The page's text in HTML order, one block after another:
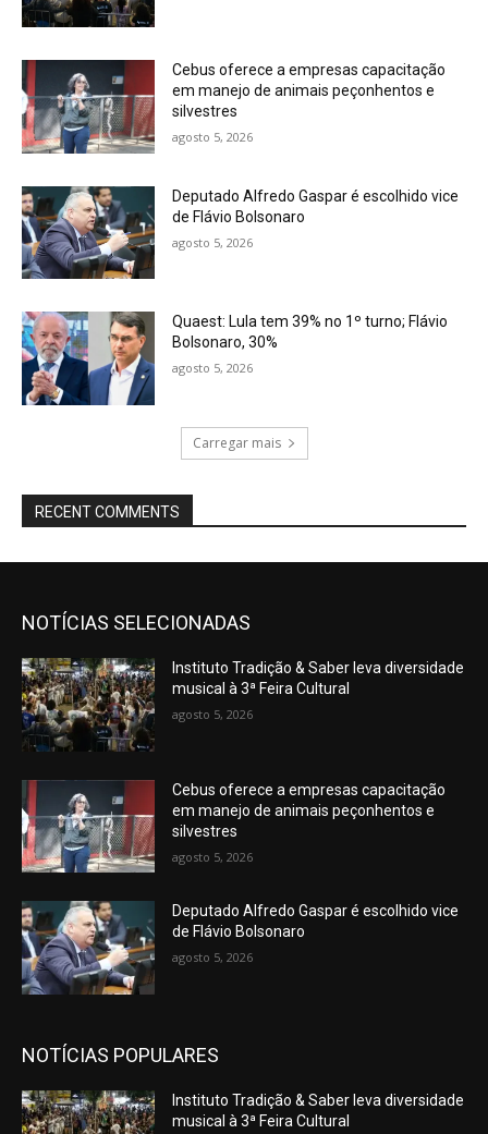
Cebus oferece a empresas capacitação
em manejo de animais peçonhentos e
silvestres
agosto 5, 2026
Deputado Alfredo Gaspar é escolhido vice
de Flávio Bolsonaro
agosto 5, 2026
Quaest: Lula tem 39% no 1º turno; Flávio
Bolsonaro, 30%
agosto 5, 2026
Carregar mais
RECENT COMMENTS
NOTÍCIAS SELECIONADAS
Instituto Tradição & Saber leva diversidade
musical à 3ª Feira Cultural
agosto 5, 2026
Cebus oferece a empresas capacitação
em manejo de animais peçonhentos e
silvestres
agosto 5, 2026
Deputado Alfredo Gaspar é escolhido vice
de Flávio Bolsonaro
agosto 5, 2026
NOTÍCIAS POPULARES
Instituto Tradição & Saber leva diversidade
musical à 3ª Feira Cultural